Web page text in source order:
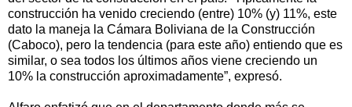
construcción ha venido creciendo (entre) 10% (y) 11%, este
dato la maneja la Cámara Boliviana de la Construcción
(Caboco), pero la tendencia (para este año) entiendo que es
similar, o sea todos los últimos años viene creciendo un
10% la construcción aproximadamente”, expresó.